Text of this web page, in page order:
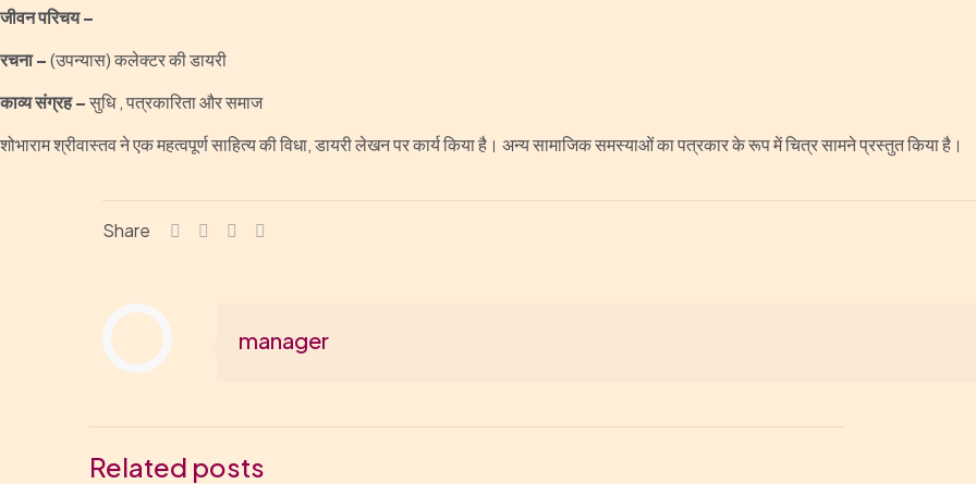
जीवन परिचय –
रचना –(उपन्यास) कलेक्टर की डायरी
काव्य संग्रह –सुधि , पत्रकारिता और समाज
शोभाराम श्रीवास्तव ने एक महत्वपूर्ण साहित्य की विधा, डायरी लेखन पर कार्य किया है। अन्य सामाजिक समस्याओं का पत्रकार के रूप में चित्र सामने प्रस्तुत किया है।
Share
manager
Related posts